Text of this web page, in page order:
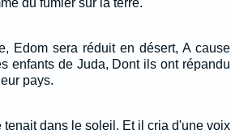
du fumier sur la terre.
Edom sera réduit en désert, A cause
enfants de Juda, Dont ils ont répandu
pays.
dans le soleil. Et il cria d'une voix